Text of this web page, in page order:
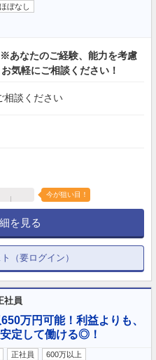
ぼなし
あなたのご経験、能力を考慮
気軽にご相談ください！
相談ください
今が狙い目！
を見る
（要ログイン）
社員
万円可能！利益よりも、
定して働ける◎！
正社員
600万以上